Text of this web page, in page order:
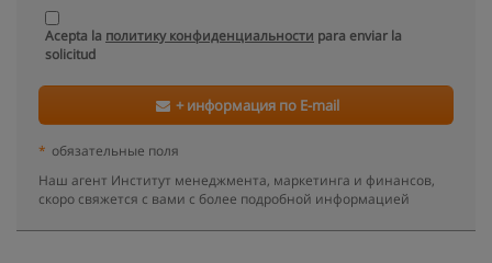
Acepta la политику конфиденциальности para enviar la
solicitud
+ информация по E-mail
* обязательные поля
Наш агент Институт менеджмента, маркетинга и финансов,
скоро свяжется с вами с более подробной информацией